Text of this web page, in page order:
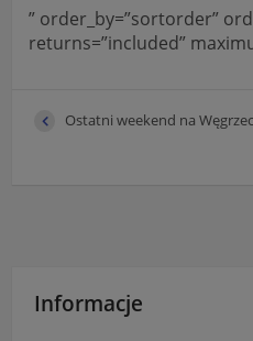
” order_by=”sortorder”
returns=”included”
Ostatni weekend na
Informacje